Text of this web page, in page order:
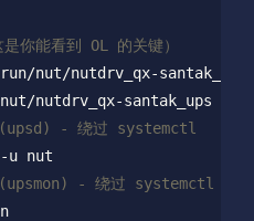
你能看到 OL 的关键）
nut/nutdrv_qx-santak_ups
nutdrv_qx-santak_ups
- 绕过 systemctl
u nut
- 绕过 systemctl